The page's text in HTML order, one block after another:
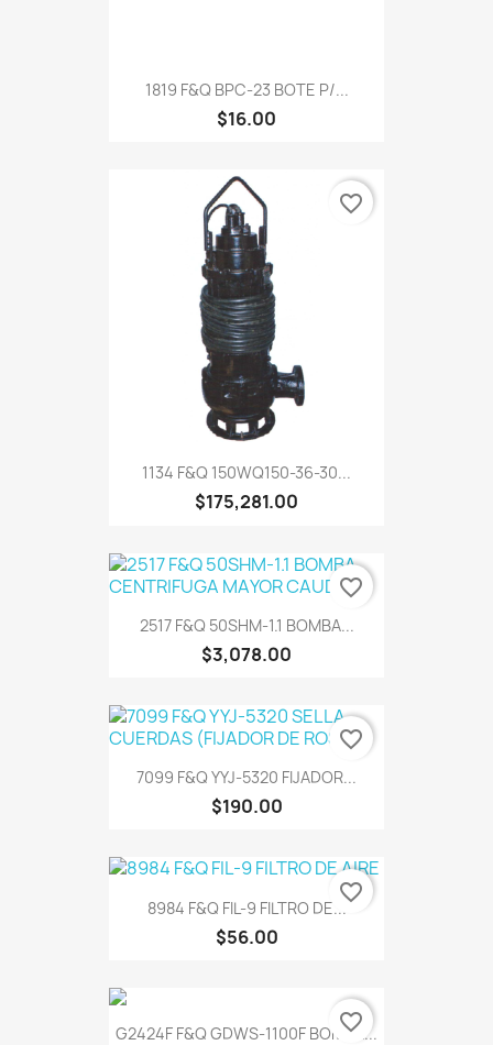
1819 F&Q BPC-23 BOTE P/...
$16.00
1134 F&Q 150WQ150-36-30...
$175,281.00
favorite_border
2517 F&Q 50SHM-1.1 BOMBA...
$3,078.00
favorite_border
7099 F&Q YYJ-5320 FIJADOR...
$190.00
favorite_border
8984 F&Q FIL-9 FILTRO DE...
$56.00
favorite_border
G2424F F&Q GDWS-1100F BOMBA...
favorite_border